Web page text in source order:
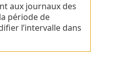
aux journaux des
période de
l’intervalle dans